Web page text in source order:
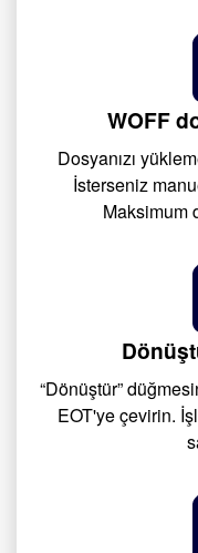
WOFF
Dosyanızı
İsterseniz
Maksimum
“Dönüştür”
EOT'ye çevirin.